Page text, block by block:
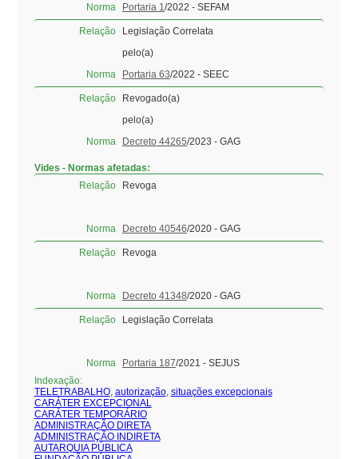
Norma
Portaria 1 /2022 - SEFAM
Relação
Legislação Correlata
pelo(a)
Norma
Portaria 63/2022 - SEEC
Relação
Revogado(a)
pelo(a)
Norma
Decreto 44265/2023 - GAG
Vides - Normas afetadas:
Relação
Revoga
Norma Decreto 40546/2020 - GAG
Relação Revoga
Norma Decreto 41348/2020 - GAG
Relação Legislação Correlata
Norma Portaria 187/2021 - SEJUS
Indexação:
TELETRABALHO, autorização, situações excepcionais
CARÁTER EXCEPCIONAL
CARÁTER TEMPORÁRIO
ADMINISTRAÇÃO DIRETA
ADMINISTRAÇÃO INDIRETA
AUTARQUIA PÚBLICA